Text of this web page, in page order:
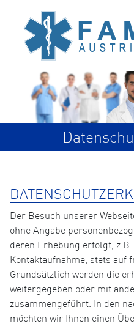
Der Besuch unserer
ohne Angabe
deren Erhebung erfolgt,
Kontaktaufnahme, stets auf
Grundsätzlich werden die
weitergegeben oder mit
zusammengeführt. In den
möchten wir Ihnen einen